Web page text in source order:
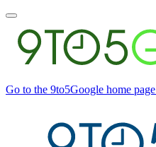
Toggle
main
menu
Go to the 9to5Google home page